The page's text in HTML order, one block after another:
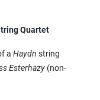
Quartet
a Haydn string
Esterhazy (non-